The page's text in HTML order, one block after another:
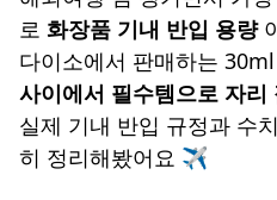
로 화장품 기내 반입 용량
다이소에서 판매하는
사이에서 필수템으로 자리
실제 기내 반입 규정과 수
히 정리해봤어요 ✈️